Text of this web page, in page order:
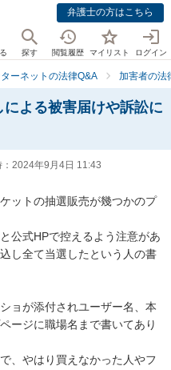
弁護士の方はこちら
探す 閲覧履歴 マイリスト ログイン
ーネットの法律Q&A 加害者の法
よる被害届けや訴訟に
2024年9月4日 11:43
ットの抽選販売が幾つかのプ
公式HPで控えるよう注意があ
し全て当選したという人の書
ョが添付されユーザー名、本
ージに職場名まで書いてあり
、やはり買えなかった人やフ